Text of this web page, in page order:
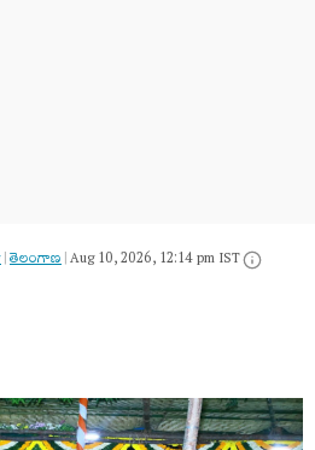
|తెలంగాణ‌|Aug 10, 2026, 12:14 pm IST